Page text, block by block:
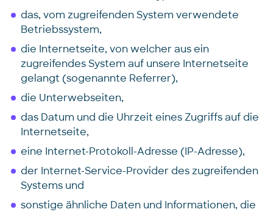
das, vom zugreifenden System verwendete
Betriebssystem,
die Internetseite, von welcher aus ein
zugreifendes System auf unsere Internetseite
gelangt (sogenannte Referrer),
die Unterwebseiten,
das Datum und die Uhrzeit eines Zugriffs auf die
Internetseite,
eine Internet-Protokoll-Adresse (IP-Adresse),
der Internet-Service-Provider des zugreifenden
Systems und
sonstige ähnliche Daten und Informationen, die